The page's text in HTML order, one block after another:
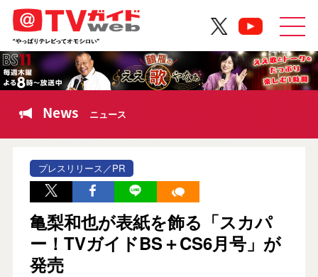
News ニュース
プレスリリース／PR
亀梨和也が表紙を飾る「スカパ
ー！TVガイドBS＋CS6月号」が
発売